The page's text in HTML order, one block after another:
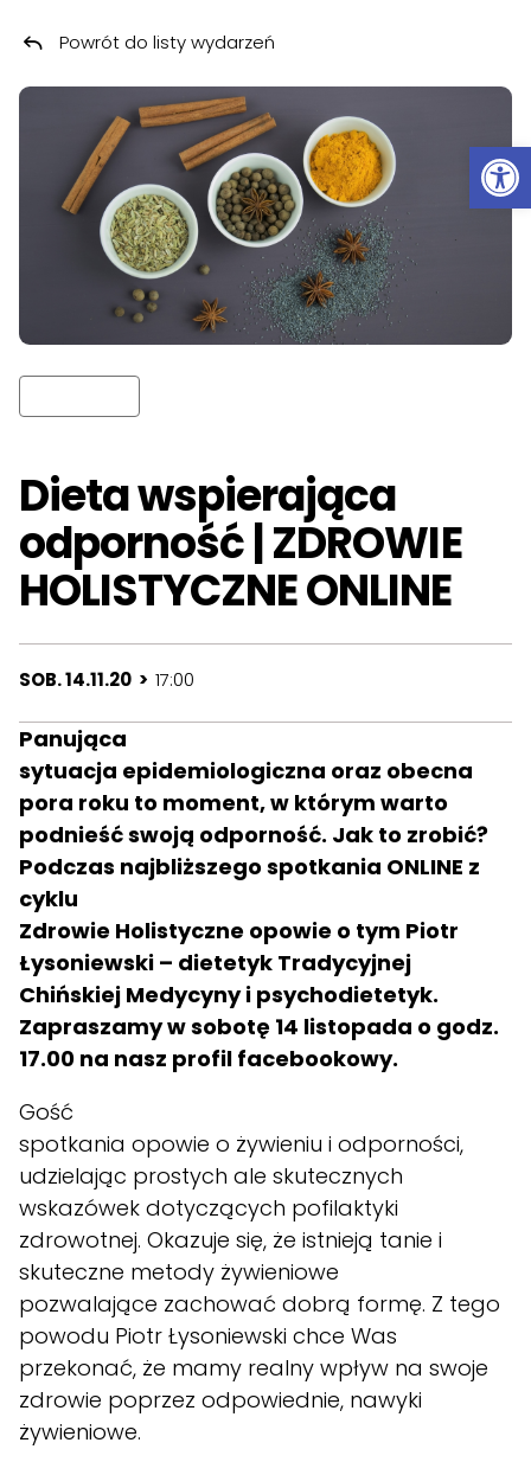
Przeskocz do treści
Dieta wspierająca
odporność | ZDROWIE
HOLISTYCZNE ONLINE
SOB. 14.11.20 > 17:00
Powrót do listy wydarzeń
Panująca
sytuacja epidemiologiczna oraz obecna
pora roku to moment, w którym warto
podnieść swoją odporność. Jak to zrobić?
Podczas najbliższego spotkania ONLINE z
cyklu
Zdrowie Holistyczne opowie o tym Piotr
Łysoniewski – dietetyk Tradycyjnej
Chińskiej Medycyny i psychodietetyk.
Zapraszamy w sobotę 14 listopada o godz.
17.00 na nasz profil facebookowy.
Gość
spotkania opowie o żywieniu i odporności,
udzielając prostych ale skutecznych
wskazówek dotyczących pofilaktyki
zdrowotnej. Okazuje się, że istnieją tanie i
skuteczne metody żywieniowe
pozwalające zachować dobrą formę. Z tego
powodu Piotr Łysoniewski chce Was
przekonać, że mamy realny wpływ na swoje
zdrowie poprzez odpowiednie, nawyki
żywieniowe.